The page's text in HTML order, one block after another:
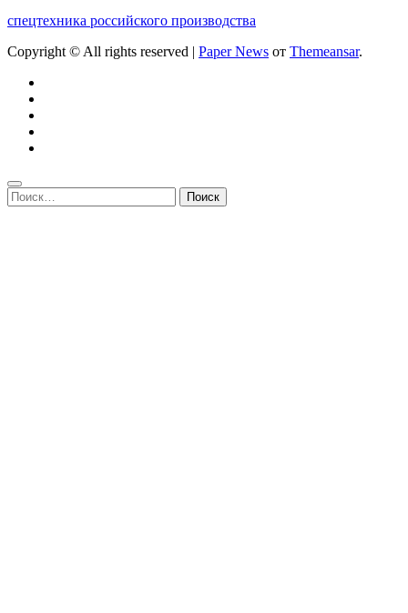
спецтехника российского производства
Copyright © All rights reserved | Paper News от Themeansar.
Найти: